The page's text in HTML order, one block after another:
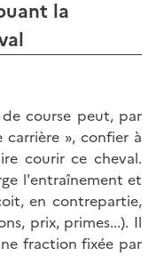
la
course peut, par
», confier à
courir ce cheval.
l'entraînement et
en contrepartie,
prix, primes...). Il
fraction fixée par